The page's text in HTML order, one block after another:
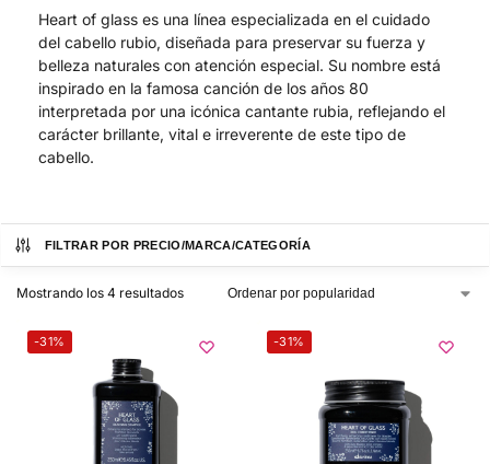
Heart of glass es una línea especializada en el cuidado
del cabello rubio, diseñada para preservar su fuerza y
belleza naturales con atención especial. Su nombre está
inspirado en la famosa canción de los años 80
interpretada por una icónica cantante rubia, reflejando el
carácter brillante, vital e irreverente de este tipo de
cabello.
FILTRAR POR PRECIO/MARCA/CATEGORÍA
Mostrando los 4 resultados
-31% -31%